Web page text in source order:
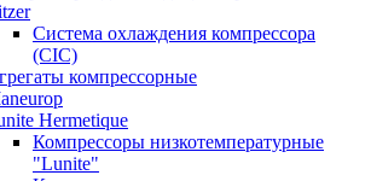
Система охлаждения компрессора
(CIC)
компрессорные
Hermetique
Компрессоры низкотемпературные
"Lunite"